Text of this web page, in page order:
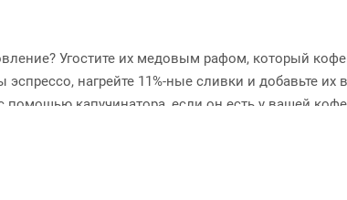
Угостите их медовым рафом, который
нагрейте 11%-ные сливки и добавьте их
помощью капучинатора, если он есть у вашей